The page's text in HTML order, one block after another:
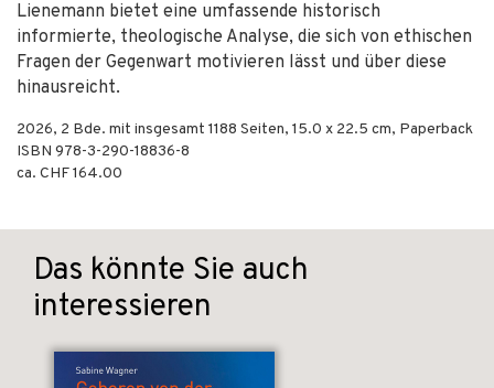
Lienemann bietet eine umfassende historisch
informierte, theologische Analyse, die sich von ethischen
Fragen der Gegenwart motivieren lässt und über diese
hinausreicht.
2026, 2 Bde. mit insgesamt 1188 Seiten, 15.0 x 22.5 cm, Paperback
ISBN 978-3-290-18836-8
ca. CHF 164.00
Das könnte Sie auch
interessieren